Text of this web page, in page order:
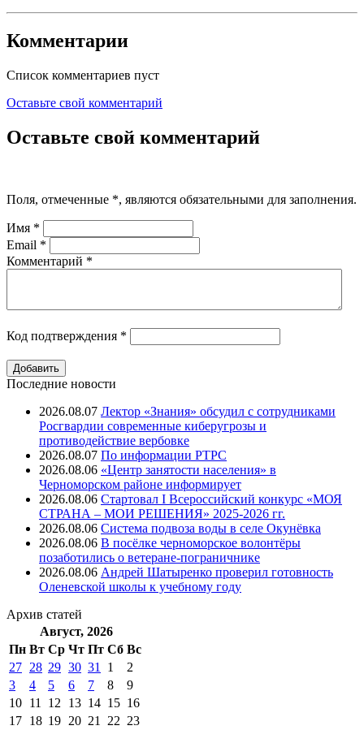
Комментарии
Список комментариев пуст
Оставьте свой комментарий
Оставьте свой комментарий
Поля, отмеченные *, являются обязательными для заполнения.
Имя *
Email *
Комментарий *
Код подтверждения *
Последние новости
2026.08.07 Лектор «Знания» обсудил с сотрудниками
Росгвардии современные киберугрозы и
противодействие вербовке
2026.08.07 ⁠По информации РТРС
2026.08.06 «Центр занятости населения» в
Черноморском районе информирует
2026.08.06 Стартовал I Всероссийский конкурс «МОЯ
СТРАНА – МОИ РЕШЕНИЯ» 2025-2026 гг.
2026.08.06 Система подвоза воды в селе Окунёвка
2026.08.06 В посёлке черноморское волонтёры
позаботились о ветеране-пограничнике
2026.08.06 Андрей Шатыренко проверил готовность
Оленевской школы к учебному году
Архив статей
Август, 2026
Пн Вт Ср Чт Пт Cб Вс
27 28 29 30 31 1
2
3
4 5 6 7 8
9
10 11 12 13 14 15 16
17 18 19 20 21 22 23